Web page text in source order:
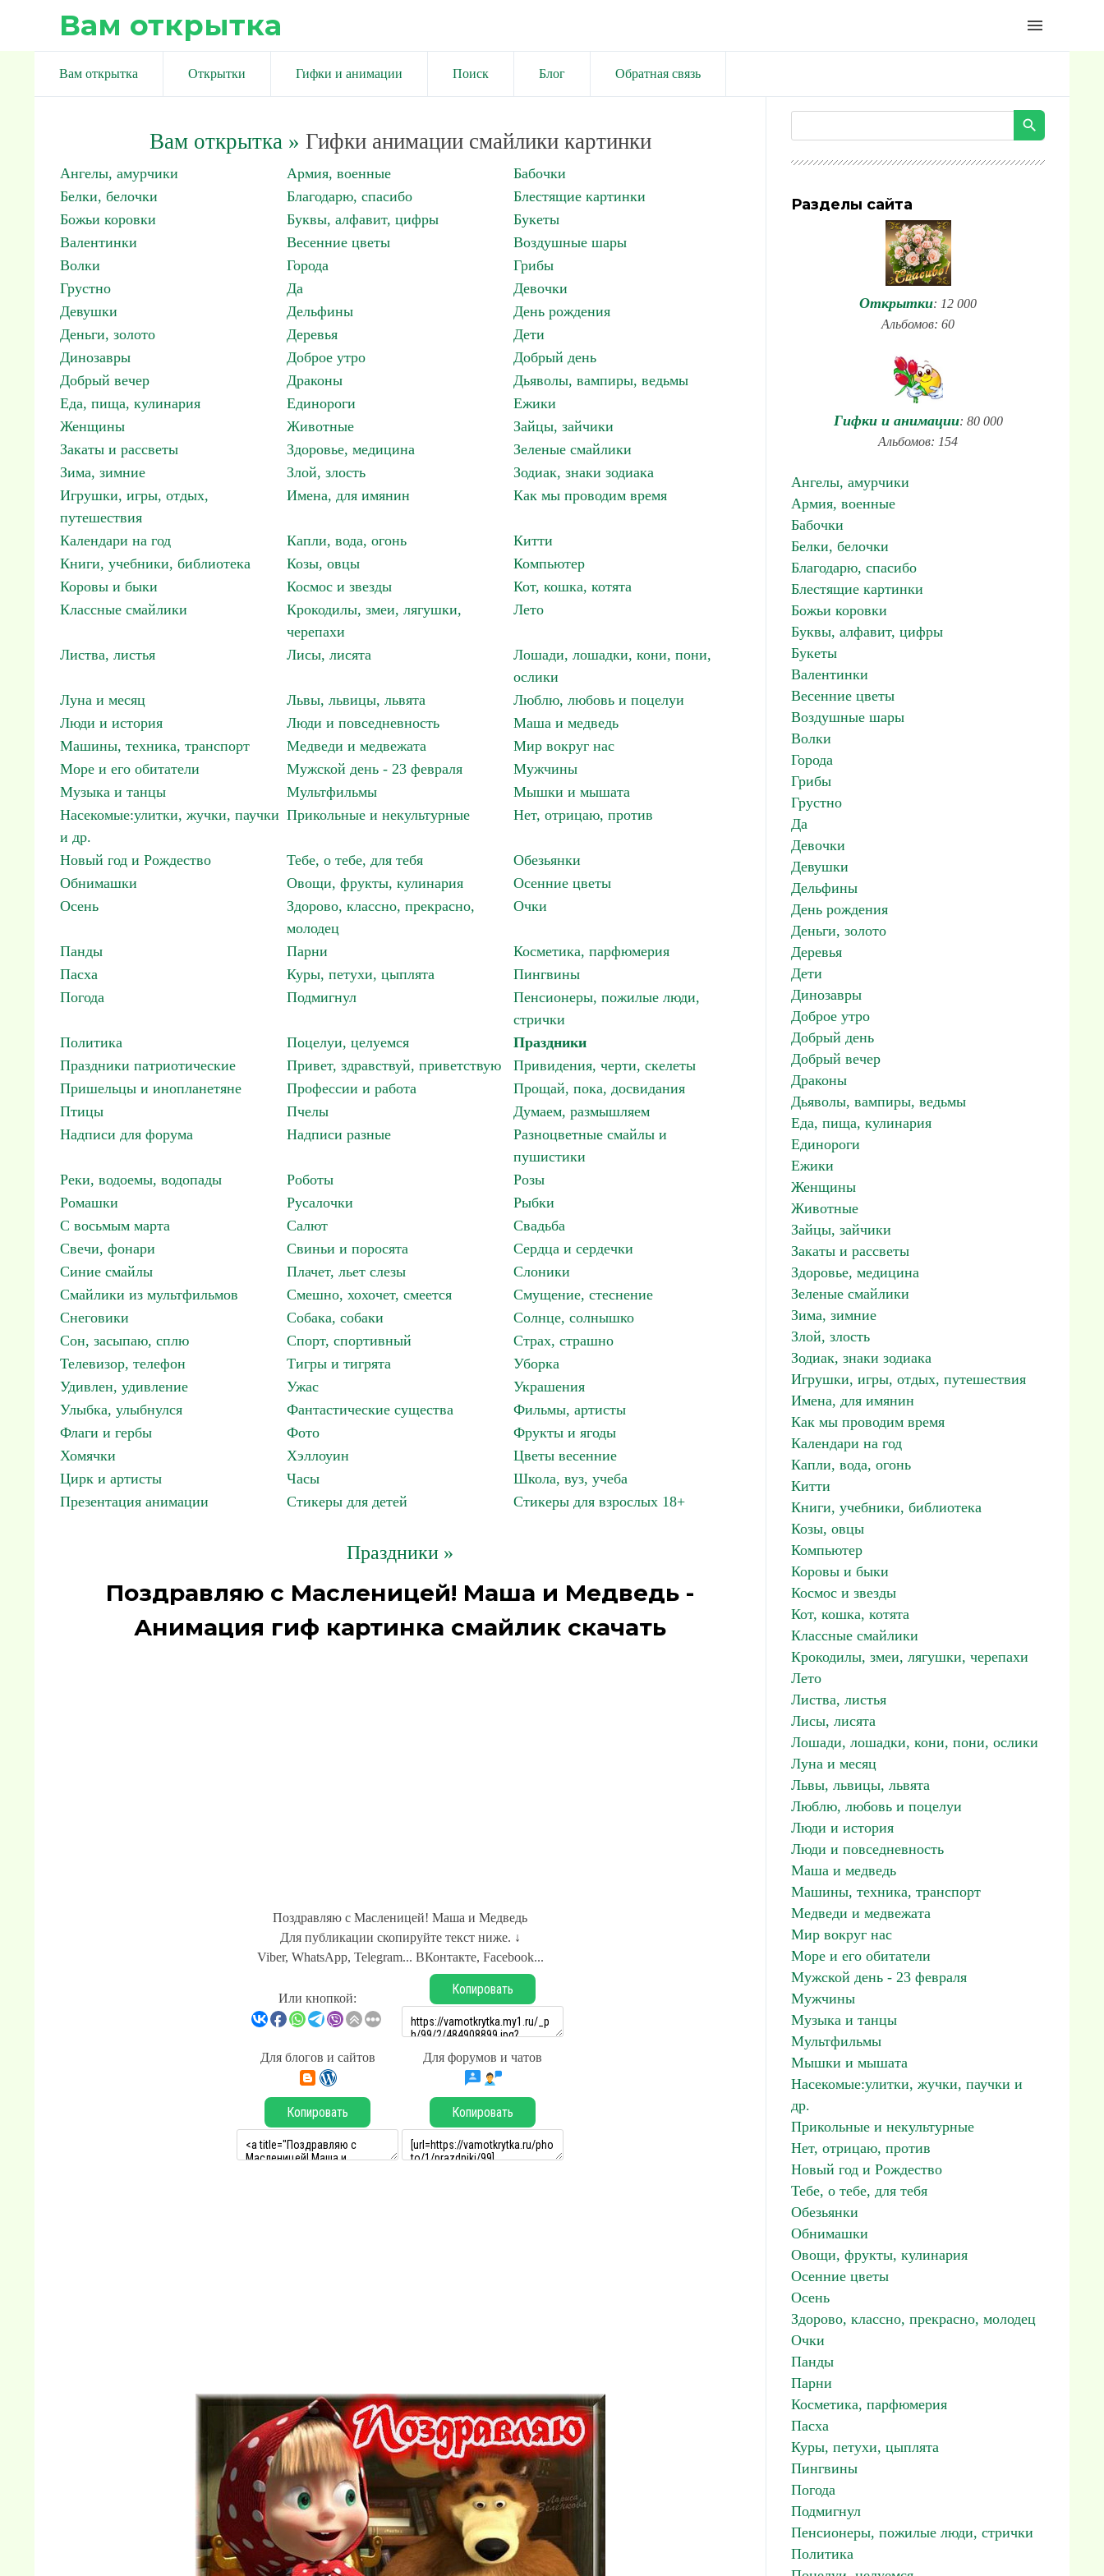
Вам открытка menu
Вам открытка Открытки Гифки и анимации Поиск Блог Обратная связь
Вам открытка» Гифки анимации смайлики картинки
Ангелы, амурчики Армия, военные
Бабочки
Белки, белочки
Благодарю, спасибо
Блестящие картинки
Божьи коровки
Буквы, алфавит, цифры
Букеты
Валентинки
Весенние цветы
Воздушные шары
Волки
Города
Грибы
Грустно
Да
Девочки
Девушки
Дельфины
День рождения
Деньги, золото
Деревья
Дети
Динозавры
Доброе утро
Добрый день
Добрый вечер
Драконы
Дьяволы, вампиры, ведьмы
Еда, пища, кулинария
Единороги
Ежики
Женщины
Животные
Зайцы, зайчики
Закаты и рассветы
Здоровье, медицина
Зеленые смайлики
Зима, зимние
Злой, злость
Зодиак, знаки зодиака
Игрушки, игры, отдых,
путешествия
Имена, для имянин Как мы проводим время
Календари на год Капли, вода, огонь
Китти
Книги, учебники, библиотека
Козы, овцы
Компьютер
Коровы и быки
Космос и звезды
Кот, кошка, котята
Классные смайлики
Крокодилы, змеи, лягушки,
черепахи
Лето
Листва, листья Лисы, лисята
Лошади, лошадки, кони, пони,
ослики
Луна и месяц
Львы, львицы, львята
Люблю, любовь и поцелуи
Люди и история
Люди и повседневность
Маша и медведь
Машины, техника, транспорт
Медведи и медвежата
Мир вокруг нас
Море и его обитатели
Мужской день - 23 февраля
Мужчины
Музыка и танцы
Мультфильмы
Мышки и мышата
Насекомые:улитки, жучки, паучки
и др.
Прикольные и некультурные Нет, отрицаю, против
Новый год и Рождество Тебе, о тебе, для тебя
Обезьянки
Обнимашки
Овощи, фрукты, кулинария
Осенние цветы
Осень
Здорово, классно, прекрасно,
молодец
Очки
Панды Парни
Косметика, парфюмерия
Пасха
Куры, петухи, цыплята
Пингвины
Погода
Подмигнул
Пенсионеры, пожилые люди,
стрички
Политика
Поцелуи, целуемся
Праздники
Праздники патриотические
Привет, здравствуй, приветствую
Привидения, черти, скелеты
Пришельцы и инопланетяне
Профессии и работа
Прощай, пока, досвидания
Птицы
Пчелы
Думаем, размышляем
Надписи для форума
Надписи разные
Разноцветные смайлы и
пушистики
Реки, водоемы, водопады
Роботы
Розы
Ромашки
Русалочки
Рыбки
С восьмым марта
Салют
Свадьба
Свечи, фонари
Свиньи и поросята
Сердца и сердечки
Синие смайлы
Плачет, льет слезы
Слоники
Смайлики из мультфильмов
Смешно, хохочет, смеется
Смущение, стеснение
Снеговики
Собака, собаки
Солнце, солнышко
Сон, засыпаю, сплю
Спорт, спортивный
Страх, страшно
Телевизор, телефон
Тигры и тигрята
Уборка
Удивлен, удивление
Ужас
Украшения
Улыбка, улыбнулся
Фантастические существа
Фильмы, артисты
Флаги и гербы
Фото
Фрукты и ягоды
Хомячки
Хэллоуин
Цветы весенние
Цирк и артисты
Часы
Школа, вуз, учеба
Презентация анимации
Стикеры для детей Стикеры для взрослых 18+
Праздники »
Поздравляю с Масленицей! Маша и Медведь -
Анимация гиф картинка смайлик скачать
Поздравляю с Масленицей! Маша и Медведь
Для публикации скопируйте текст ниже. ↓
Viber, WhatsApp, Telegram... ВКонтакте, Facebook...
Или кнопкой:
Копировать
Для блогов и сайтов Для форумов и чатов
Копировать Копировать
Разделы сайта
Открытки: 12 000
Альбомов: 60
Гифки и анимации: 80 000
Альбомов: 154
Ангелы, амурчики
Армия, военные
Бабочки
Белки, белочки
Благодарю, спасибо
Блестящие картинки
Божьи коровки
Буквы, алфавит, цифры
Букеты
Валентинки
Весенние цветы
Воздушные шары
Волки
Города
Грибы
Грустно
Да
Девочки
Девушки
Дельфины
День рождения
Деньги, золото
Деревья
Дети
Динозавры
Доброе утро
Добрый день
Добрый вечер
Драконы
Дьяволы, вампиры, ведьмы
Еда, пища, кулинария
Единороги
Ежики
Женщины
Животные
Зайцы, зайчики
Закаты и рассветы
Здоровье, медицина
Зеленые смайлики
Зима, зимние
Злой, злость
Зодиак, знаки зодиака
Игрушки, игры, отдых, путешествия
Имена, для имянин
Как мы проводим время
Календари на год
Капли, вода, огонь
Китти
Книги, учебники, библиотека
Козы, овцы
Компьютер
Коровы и быки
Космос и звезды
Кот, кошка, котята
Классные смайлики
Крокодилы, змеи, лягушки, черепахи
Лето
Листва, листья
Лисы, лисята
Лошади, лошадки, кони, пони, ослики
Луна и месяц
Львы, львицы, львята
Люблю, любовь и поцелуи
Люди и история
Люди и повседневность
Маша и медведь
Машины, техника, транспорт
Медведи и медвежата
Мир вокруг нас
Море и его обитатели
Мужской день - 23 февраля
Мужчины
Музыка и танцы
Мультфильмы
Мышки и мышата
Насекомые:улитки, жучки, паучки и
др.
Прикольные и некультурные
Нет, отрицаю, против
Новый год и Рождество
Тебе, о тебе, для тебя
Обезьянки
Обнимашки
Овощи, фрукты, кулинария
Осенние цветы
Осень
Здорово, классно, прекрасно, молодец
Очки
Панды
Парни
Косметика, парфюмерия
Пасха
Куры, петухи, цыплята
Пингвины
Погода
Подмигнул
Пенсионеры, пожилые люди, стрички
Политика